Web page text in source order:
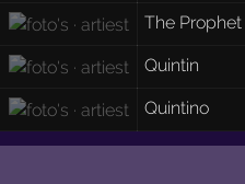
The Prophet
Quintin
Quintino